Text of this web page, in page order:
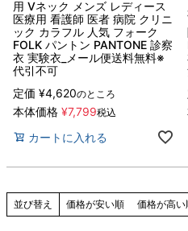
用 Vネック メンズ レディース
医療用 看護師 医者 病院 クリニ
ック カラフル 人気 フォーク
FOLK パントン PANTONE 診察
衣 実験衣_メール便送料無料※
代引不可
定価 ¥4,620のところ
本体価格 ¥7,799税込
カートに入れる
並び替え 価格が安い順 価格が高い